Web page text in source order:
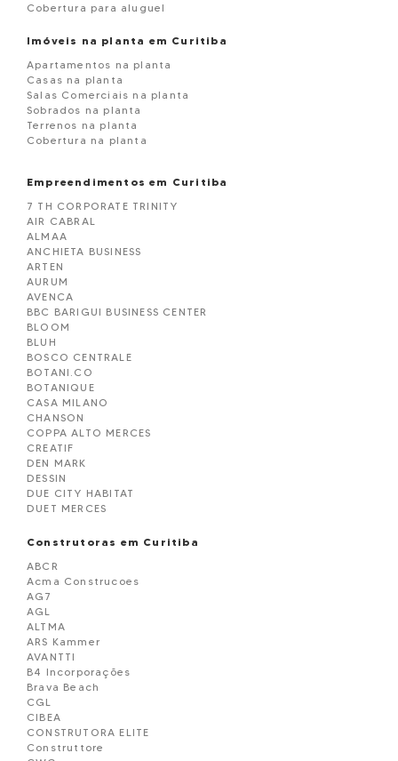
Cobertura para aluguel
Imóveis na planta em Curitiba
Apartamentos na planta
Casas na planta
Salas Comerciais na planta
Sobrados na planta
Terrenos na planta
Cobertura na planta
Empreendimentos em Curitiba
7 TH CORPORATE TRINITY
AIR CABRAL
ALMAA
ANCHIETA BUSINESS
ARTEN
AURUM
AVENCA
BBC BARIGUI BUSINESS CENTER
BLOOM
BLUH
BOSCO CENTRALE
BOTANI.CO
BOTANIQUE
CASA MILANO
CHANSON
COPPA ALTO MERCES
CREATIF
DEN MARK
DESSIN
DUE CITY HABITAT
DUET MERCES
ECOVILLE WINDOUWS
GUARÁ
HOPE CITY HABITAT
JARDIM
JEUNE
KEEP URBAN HABITAT
KLEE
LALIQUE RESIDENCE
LORD PREMIUM
L´ EXCELLENCE
MAISON - ALTO DA GLORIA
MAISON CHAMPAGNAT
MERIT
MORADAS DO PORTO
Construtoras em Curitiba
ABCR
Acma Construcoes
AG7
AGL
ALTMA
ARS Kammer
AVANTTI
B4 Incorporações
Brava Beach
CGL
CIBEA
CONSTRUTORA ELITE
Construttore